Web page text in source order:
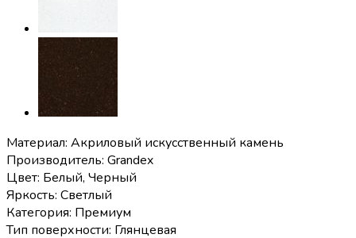
Материал: Акриловый искусственный камень
Производитель: Grandex
Цвет: Белый, Черный
Яркость: Светлый
Категория: Премиум
Тип поверхности: Глянцевая